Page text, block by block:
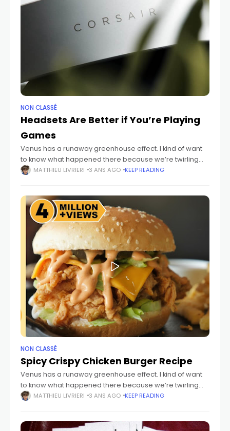
NON CLASSÉ
Headsets Are Better if You’re Playing
Games
Venus has a runaway greenhouse effect. I kind of want
to know what happened there because we’re twirling
knobs here on Earth without knowing the consequences
MATTHIEU LIVRIERI 3 ANS AGO KEEP READING
NON CLASSÉ
Spicy Crispy Chicken Burger Recipe
Venus has a runaway greenhouse effect. I kind of want
to know what happened there because we’re twirling
knobs here on Earth without knowing the consequences
MATTHIEU LIVRIERI 3 ANS AGO KEEP READING